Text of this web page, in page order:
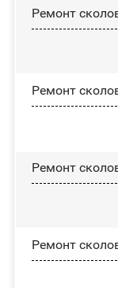
Ремонт
Ремонт
Ремонт
Ремонт